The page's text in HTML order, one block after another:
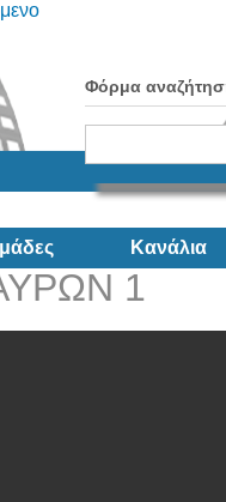
Φόρμα
Κανάλια
1